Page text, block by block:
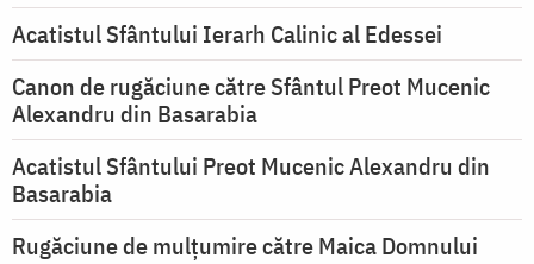
Acatistul Sfântului Ierarh Calinic al Edessei
Canon de rugăciune către Sfântul Preot Mucenic
Alexandru din Basarabia
Acatistul Sfântului Preot Mucenic Alexandru din
Basarabia
Rugăciune de mulţumire către Maica Domnului